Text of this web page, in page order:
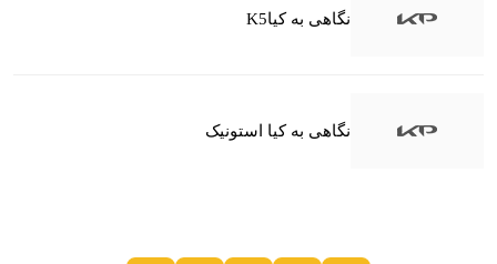
نگاهی به کیاK5
نگاهی به کیا استونیک